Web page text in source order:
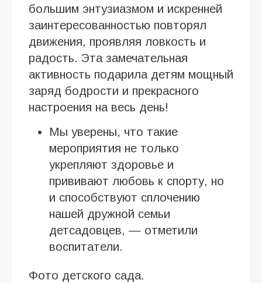
большим энтузиазмом и искренней
заинтересованностью повторял
движения, проявляя ловкость и
радость. Эта замечательная
активность подарила детям мощный
заряд бодрости и прекрасного
настроения на весь день!
Мы уверены, что такие
мероприятия не только
укрепляют здоровье и
прививают любовь к спорту, но
и способствуют сплочению
нашей дружной семьи
детсадовцев, — отметили
воспитатели.
Фото детского сада.